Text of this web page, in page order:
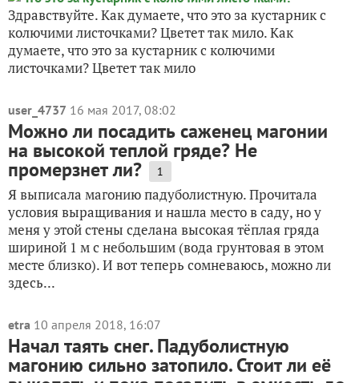
Здравствуйте. Как думаете, что это за кустарник с
колючими листочками? Цветет так мило. Как
думаете, что это за кустарник с колючими
листочками? Цветет так мило
user_4737 16 мая 2017, 08:02
Можно ли посадить саженец магонии
на высокой теплой гряде? Не
промерзнет ли? 1
Я выписала магонию падуболистную. Прочитала
условия выращивания и нашла место в саду, но у
меня у этой стены сделана высокая тёплая гряда
шириной 1 м с небольшим (вода грунтовая в этом
месте близко). И вот теперь сомневаюсь, можно ли
здесь...
etra 10 апреля 2018, 16:07
Начал таять снег. Падуболистную
магонию сильно затопило. Стоит ли её